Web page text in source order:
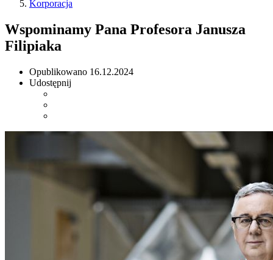
Korporacja
Wspominamy Pana Profesora Janusza
Filipiaka
Opublikowano 16.12.2024
Udostępnij